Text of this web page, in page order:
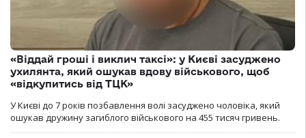
«Віддай гроші і виклич таксі»: у Києві засуджено
ухилянта, який ошукав вдову військового, щоб
«відкупитись від ТЦК»
У Києві до 7 років позбавлення волі засуджено чоловіка, який
ошукав дружину загиблого військового на 455 тисяч гривень.